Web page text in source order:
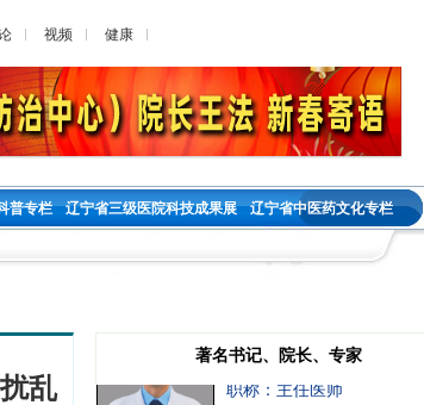
视频 健康
普专栏 辽宁省三级医院科技成果展 辽宁省中医药文化专栏
乱
著名书记、院长、专家
祝国莲
职称：主任医师
工作单位：沈阳市第五人民
职务：肿瘤内科一主任
职称：主任医师
工作单位：沈阳市第五人民